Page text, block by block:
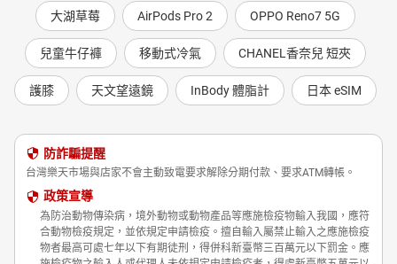
大湖草莓 AirPods Pro 2 OPPO Reno7 5G
兒童牛仔褲 移動式冷氣 CHANEL香奈兒 短夾
護膝 天文望遠鏡 InBody 體脂計 日本 eSIM
防詐騙提醒
台灣樂天市場與店家不會主動致電要求解除分期付款、要求ATM轉帳。
政策宣導
為防治動物傳染病，境外動物或動物產品等應施檢疫物輸入我國，應符
合動物檢疫規定，並依規定申請檢疫。擅自輸入屬禁止輸入之應施檢疫
物者最高可處七年以下有期徒刑，得併科新臺幣三百萬元以下罰金。應